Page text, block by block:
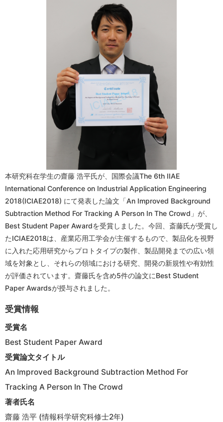
本研究科在学生の齋藤 浩平氏が、国際会議The 6th IIAE
International Conference on Industrial Application Engineering
2018(ICIAE2018) にて発表した論文「An Improved Background
Subtraction Method For Tracking A Person In The Crowd」が、
Best Student Paper Awardを受賞しました。今回、斎藤氏が受賞し
たICIAE2018は、産業応用工学会が主催するもので、製品化を視野
に入れた応用研究からプロトタイプの製作、製品開発までの広い領
域を対象とし、それらの領域における研究、開発の新規性や有効性
が評価されています。齋藤氏を含め5件の論文にBest Student
Paper Awardsが授与されました。
受賞情報
受賞名
Best Student Paper Award
受賞論文タイトル
An Improved Background Subtraction Method For
Tracking A Person In The Crowd
著者氏名
齋藤 浩平 (情報科学研究科修士2年)